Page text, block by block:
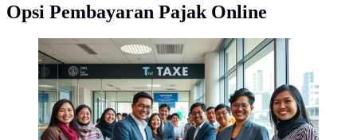
Opsi Pembayaran Pajak Online